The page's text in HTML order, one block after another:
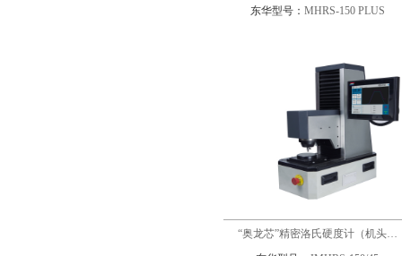
东华型号： MHRS-150 PLUS
“奥龙芯”精密洛氏硬度计（机头…